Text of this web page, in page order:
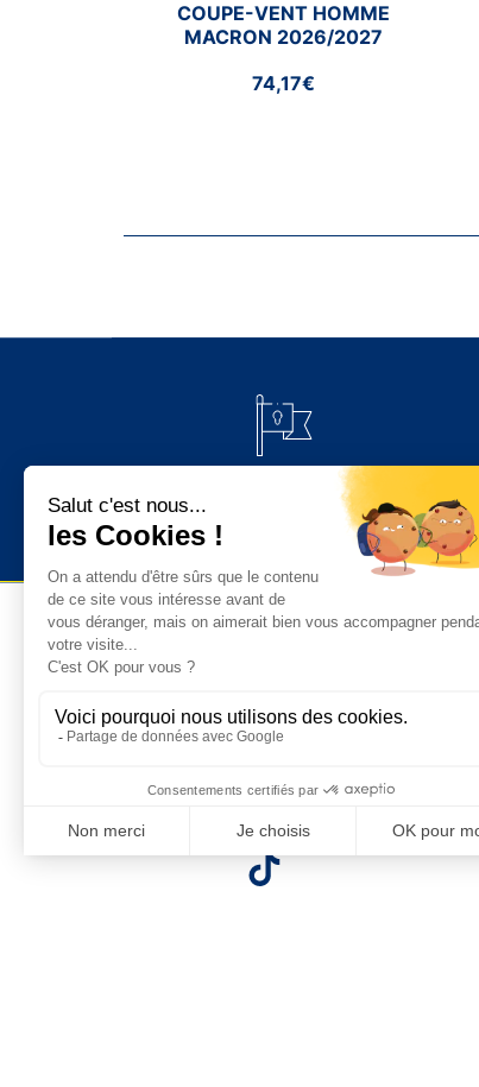
COUPE-VENT HOMME
MACRON 2026/2027
74,17€
PAIEMENT 100% SÉCURISÉ